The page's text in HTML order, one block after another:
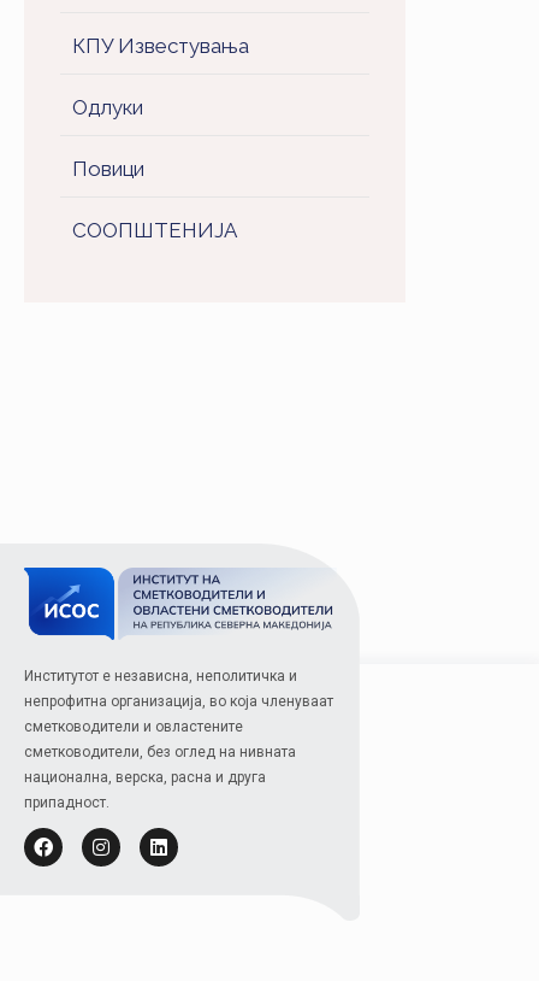
КПУ Известувања
Одлуки
Повици
СООПШТЕНИJA
Институтот е независна, неполитичка и
непрофитна организација, во која членуваат
сметководители и овластените
сметководители, без оглед на нивната
национална, верска, расна и друга
припадност.